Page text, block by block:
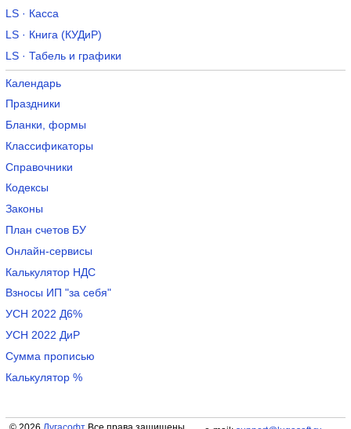
LS · Касса
LS · Книга (КУДиР)
LS · Табель и графики
Календарь
Праздники
Бланки, формы
Классификаторы
Справочники
Кодексы
Законы
План счетов БУ
Онлайн-сервисы
Калькулятор НДС
Взносы ИП "за себя"
УСН 2022 Д6%
УСН 2022 ДиР
Сумма прописью
Калькулятор %